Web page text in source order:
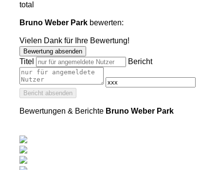
total
Bruno Weber Park bewerten:
Vielen Dank für Ihre Bewertung!
Bewertung absenden
Titel Bericht
Bericht absenden
Bewertungen & Berichte Bruno Weber Park